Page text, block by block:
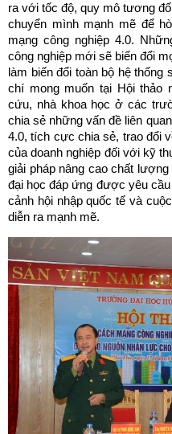
ra với tốc độ, quy mô tương
chuyển mình mạnh mẽ để
mạng công nghiệp 4.0.
công nghiệp mới sẽ biến đổi
làm biến đổi toàn bộ hệ
chí mong muốn tại Hội thảo
cứu, nhà khoa học ở các
chia sẻ những vấn đề liên
4.0, tích cực chia sẻ, trao đổi
của doanh nghiệp đối với kỹ
giải pháp nâng cao chất
đại học đáp ứng được yêu
cảnh hội nhập quốc tế và
diễn ra mạnh mẽ.